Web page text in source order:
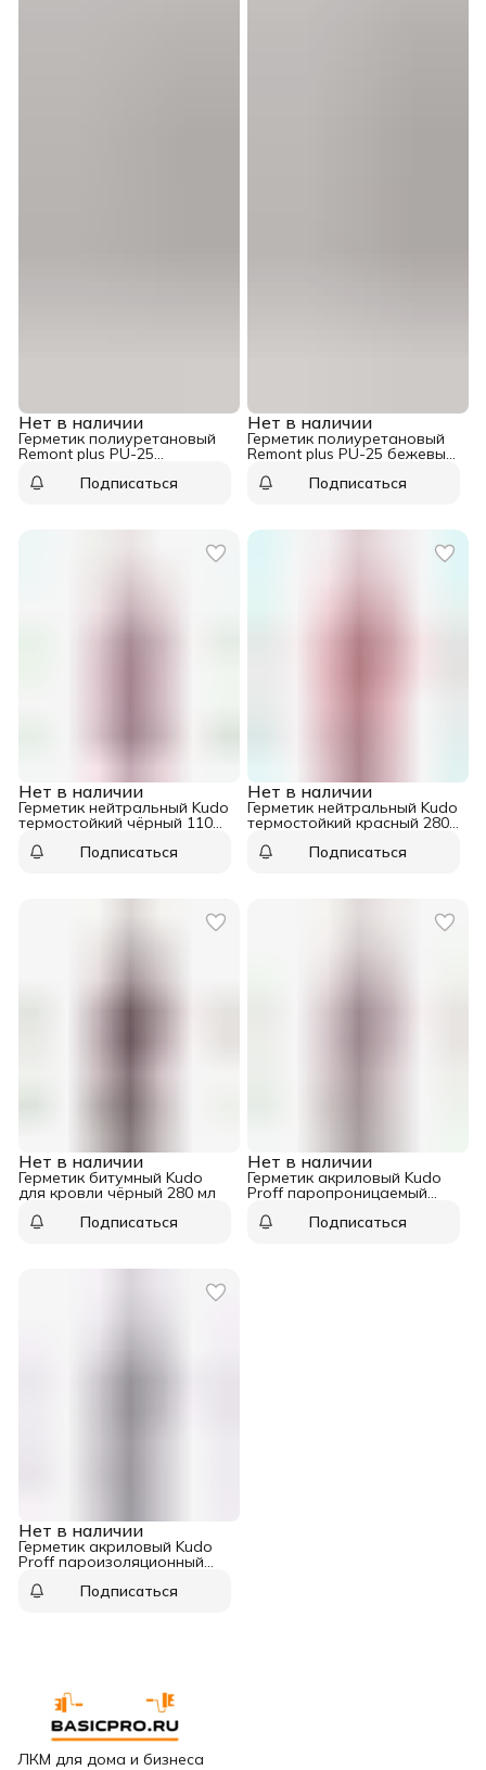
Нет в наличии
Герметик полиуретановый
Remont plus PU-25
Подписаться
Нет в наличии
Герметик полиуретановый
Remont plus PU-25 бежевый
Подписаться
Нет в наличии
Герметик нейтральный Kudo
термостойкий чёрный 110
Подписаться
Нет в наличии
Герметик нейтральный Kudo
термостойкий красный 280
Подписаться
Нет в наличии
Герметик битумный Kudo
для кровли чёрный 280 мл
Подписаться
Нет в наличии
Герметик акриловый Kudo
Proff паропроницаемый
Подписаться
Нет в наличии
Герметик акриловый Kudo
Proff пароизоляционный
Подписаться
ЛКМ для дома и бизнеса